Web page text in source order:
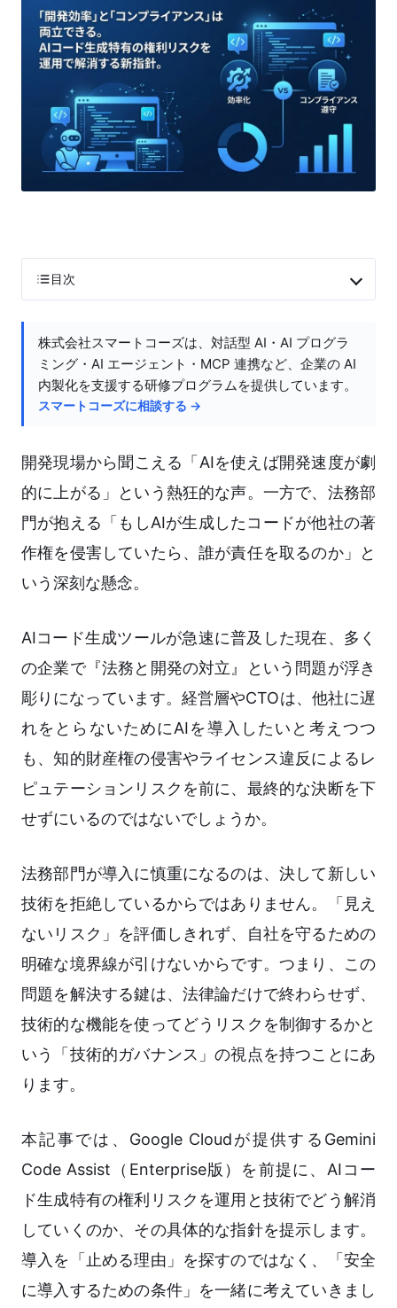
目次
株式会社スマートコーズは、対話型 AI・AI プログラ
ミング・AI エージェント・MCP 連携など、企業の AI
内製化を支援する研修プログラムを提供しています。
スマートコーズに相談する →
開発現場から聞こえる「AIを使えば開発速度が劇
的に上がる」という熱狂的な声。一方で、法務部
門が抱える「もしAIが生成したコードが他社の著
作権を侵害していたら、誰が責任を取るのか」と
いう深刻な懸念。
AIコード生成ツールが急速に普及した現在、多く
の企業で『法務と開発の対立』という問題が浮き
彫りになっています。経営層やCTOは、他社に遅
れをとらないためにAIを導入したいと考えつつ
も、知的財産権の侵害やライセンス違反によるレ
ピュテーションリスクを前に、最終的な決断を下
せずにいるのではないでしょうか。
法務部門が導入に慎重になるのは、決して新しい
技術を拒絶しているからではありません。「見え
ないリスク」を評価しきれず、自社を守るための
明確な境界線が引けないからです。つまり、この
問題を解決する鍵は、法律論だけで終わらせず、
技術的な機能を使ってどうリスクを制御するかと
いう「技術的ガバナンス」の視点を持つことにあ
ります。
本記事では、Google Cloudが提供するGemini
Code Assist（Enterprise版）を前提に、AIコー
ド生成特有の権利リスクを運用と技術でどう解消
していくのか、その具体的な指針を提示します。
導入を「止める理由」を探すのではなく、「安全
に導入するための条件」を一緒に考えていきまし